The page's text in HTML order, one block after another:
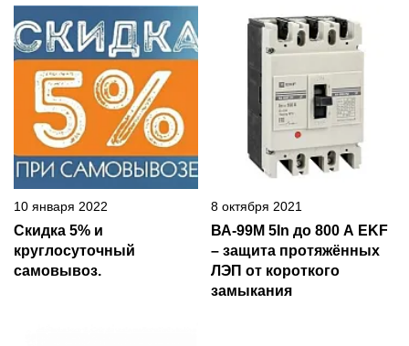
10 января 2022
Скидка 5% и
круглосуточный
самовывоз.
8 октября 2021
ВА-99М 5In до 800 А EKF
– защита протяжённых
ЛЭП от короткого
замыкания